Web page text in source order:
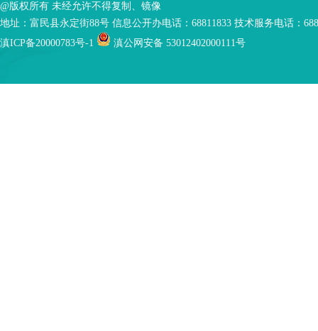
@版权所有 未经允许不得复制、镜像
地址：富民县永定街88号 信息公开办电话：68811833 技术服务电话：
滇ICP备20000783号-1
滇公网安备 53012402000111号